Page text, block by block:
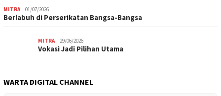
MITRA 01/07/2026
Berlabuh di Perserikatan Bangsa-Bangsa
MITRA 29/06/2026
Vokasi Jadi Pilihan Utama
WARTA DIGITAL CHANNEL